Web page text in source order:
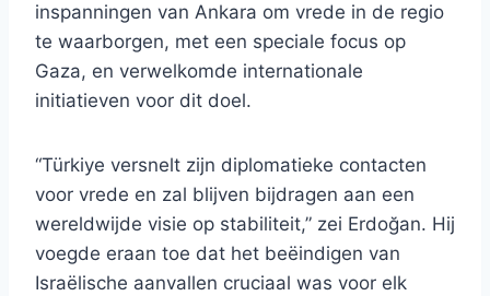
inspanningen van Ankara om vrede in de regio
te waarborgen, met een speciale focus op
Gaza, en verwelkomde internationale
initiatieven voor dit doel.
“Türkiye versnelt zijn diplomatieke contacten
voor vrede en zal blijven bijdragen aan een
wereldwijde visie op stabiliteit,” zei Erdoğan. Hij
voegde eraan toe dat het beëindigen van
Israëlische aanvallen cruciaal was voor elk